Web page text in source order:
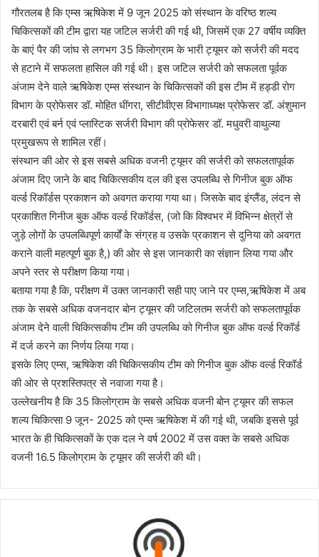
गौरतलब है कि एम्स ऋषिकेश में 9 जून 2025 को संस्थान के वरिष्ठ शल्य
चिकित्सकों की टीम द्वारा यह जटिल सर्जरी की गई थी, जिसमें एक 27 वर्षीय व्यक्ति
के बाएं पैर की जांघ से लगभग 35 किलोग्राम के भारी ट्यूमर को सर्जरी की मदद
से हटाने में सफलता हासिल की गई थी। इस जटिल सर्जरी को सफलता पूर्वक
अंजाम देने वाले ऋषिकेश एम्स संस्थान के चिकित्सकों की इस टीम में हड्डी रोग
विभाग के प्रोफेसर डॉ. मोहित धींगरा, सीटीवीएस विभागाध्यक्ष प्रोफेसर डॉ. अंशुमान
दरबारी एवं बर्न एवं प्लास्टिक सर्जरी विभाग की प्रोफेसर डॉ. मधुवरी वाथुल्या
प्रमुखरूप से शामिल रहीं।
संस्थान की ओर से इस सबसे अधिक वजनी ट्यूमर की सर्जरी को सफलतापूर्वक
अंजाम दिए जाने के बाद चिकित्सकीय दल की इस उपलब्धि से गिनीज बुक ऑफ
वर्ल्ड रिकॉर्डस प्रकाशन को अवगत कराया गया था। जिसके बाद इंग्लैंड, लंदन से
प्रकाशित गिनीज बुक ऑफ वर्ल्ड रिकॉर्डस, (जो कि विश्वभर में विभिन्न क्षेत्रों से
जुड़े लोगों के उपलब्धिपूर्ण कार्यों के संग्रह व उसके प्रकाशन से दुनिया को अवगत
कराने वाली महत्पूर्ण बुक है,) की ओर से इस जानकारी का संज्ञान लिया गया और
अपने स्तर से परीक्षण किया गया।
बताया गया है कि, परीक्षण में उक्त जानकारी सही पाए जाने पर एम्स,ऋषिकेश में अब
तक के सबसे अधिक वजनदार बोन ट्यूमर की जटिलतम सर्जरी को सफलतापूर्वक
अंजाम देने वाली चिकित्सकीय टीम की उपलब्धि को गिनीज बुक ऑफ वर्ल्ड रिकॉर्ड
में दर्ज करने का निर्णय लिया गया।
इसके लिए एम्स, ऋषिकेश की चिकित्सकीय टीम को गिनीज बुक ऑफ वर्ल्ड रिकॉर्ड
की ओर से प्रशस्तिपत्र से नवाजा गया है।
उल्लेखनीय है कि 35 किलोग्राम के सबसे अधिक वजनी बोन ट्यूमर की सफल
शल्य चिकित्सा 9 जून- 2025 को एम्स ऋषिकेश में की गई थी, जबकि इससे पूर्व
भारत के ही चिकित्सकों के एक दल ने वर्ष 2002 में उस वक्त के सबसे अधिक
वजनी 16.5 किलोग्राम के ट्यूमर की सर्जरी की थी।